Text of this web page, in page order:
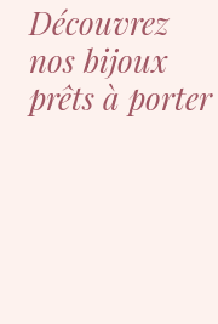
Découvrez
nos bijoux
prêts à porter